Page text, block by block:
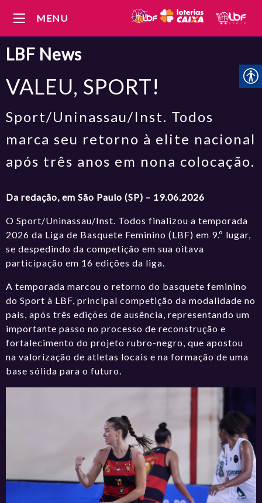
MENU
LBF News
VALEU, SPORT!
Sport/Uninassau/Inst. Todos
marca seu retorno à elite nacional
após três anos em nona colocação.
Da redação, em São Paulo (SP) – 19.06.2026
O Sport/Uninassau/Inst. Todos finalizou a temporada
2026 da Liga de Basquete Feminino (LBF) em 9.º lugar,
se despedindo da competição em sua oitava
participação em 16 edições da liga.
A temporada marcou o retorno do basquete feminino
do Sport à LBF, principal competição da modalidade no
país, após três edições de ausência, representando um
importante passo no processo de reconstrução e
fortalecimento do projeto rubro-negro, que apostou
na valorização de atletas locais e na formação de uma
base sólida para o futuro.